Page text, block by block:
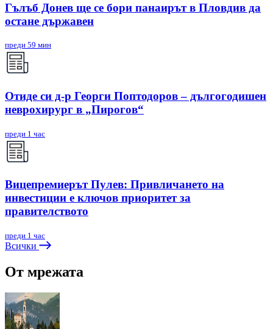
Гълъб Донев ще се бори панаирът в Пловдив да
остане държавен
преди 59 мин
Отиде си д-р Георги Поптодоров – дългогодишен
неврохирург в „Пирогов“
преди 1 час
Вицепремиерът Пулев: Привличането на
инвестиции е ключов приоритет за
правителството
преди 1 час
Всички
От мрежата